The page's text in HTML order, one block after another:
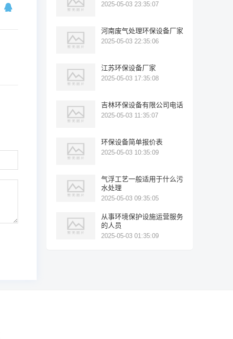
2025-05-03 23:35:07
河南废气处理环保设备厂家
2025-05-03 22:35:06
江苏环保设备厂家
2025-05-03 17:35:08
吉林环保设备有限公司电话
2025-05-03 11:35:07
环保设备简单报价表
2025-05-03 10:35:09
气浮工艺一般适用于什么污
水处理
2025-05-03 09:35:05
从事环境保护设施运营服务
的人员
2025-05-03 01:35:09